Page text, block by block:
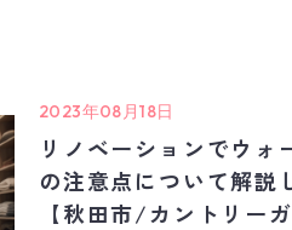
2023年08月18日
リノベーションでウ
の注意点について解説
【秋田市/カントリー